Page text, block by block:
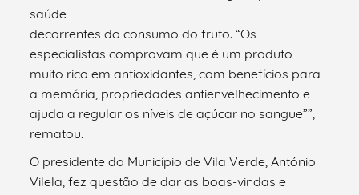
saúde
decorrentes do consumo do fruto. “Os
especialistas comprovam que é um produto
muito rico em antioxidantes, com benefícios para
a memória, propriedades antienvelhecimento e
ajuda a regular os níveis de açúcar no sangue””,
rematou.
O presidente do Município de Vila Verde, António
Vilela, fez questão de dar as boas-vindas e